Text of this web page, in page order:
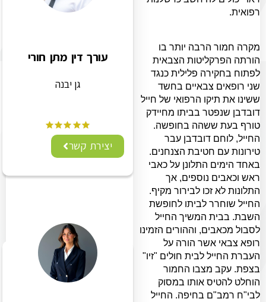
רפואית.
מקרה חמור הרבה יותר בו
הורתה הפרקליטות הצבאית
לפתוח בחקירה פלילית כנגד
שני רופאים צבאיים בחשד
ששינו את תיקו הרפואי של חייל
דובדבן שנפטר בביתו מחיידק
טורף בעת ששהה בחופשה.
החייל, לוחם דובדבן עבר
טירונות עם חטיבת הצנחנים.
באחד הימים התלונן על כאבי
ראש וכאבים נוספים, אך
התלונות לא זכו לבירור מקיף.
החייל שוחרר לביתו לחופשת
השבת. בבית המשיך החייל
לסבול מכאבים, וההורים הזמינו
רופא צבאי אשר הורה על
העברת החייל לבית חולים "זיו"
בצפת. עקב מצבו החמור
הוחלט להטיס אותו במסוק
לבי"ח רמב"ם בחיפה. החייל
עורך דין מתן חורי
גן יבנה
יצירת קשר